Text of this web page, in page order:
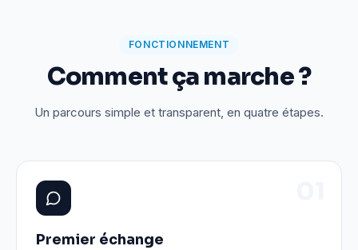
FONCTIONNEMENT
Comment ça marche ?
Un parcours simple et transparent, en quatre étapes.
Premier échange